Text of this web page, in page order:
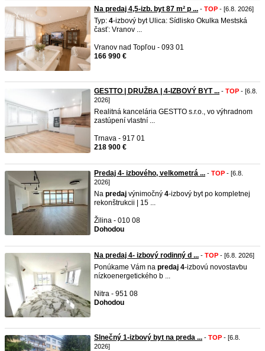
Na predaj 4,5-izb. byt 87 m² p ... - TOP - [6.8. 2026]
Typ: 4-izbový byt Ulica: Sídlisko Okulka Mestská
časť: Vranov ...
Vranov nad Topľou - 093 01
166 990 €
GESTTO | DRUŽBA | 4-IZBOVÝ BYT ... - TOP - [6.8.
2026]
Realitná kancelária GESTTO s.r.o., vo výhradnom
zastúpení vlastní ...
Trnava - 917 01
218 900 €
Predaj 4- izbového, velkometrá ... - TOP - [6.8.
2026]
Na predaj výnimočný 4-izbový byt po kompletnej
rekonštrukcii | 15 ...
Žilina - 010 08
Dohodou
Na predaj 4- izbový rodinný d ... - TOP - [6.8. 2026]
Ponúkame Vám na predaj 4-izbovú novostavbu
nízkoenergetického b ...
Nitra - 951 08
Dohodou
Slnečný 1-izbový byt na preda ... - TOP - [6.8.
2026]